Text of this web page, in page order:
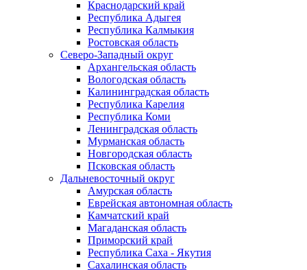
Краснодарский край
Республика Адыгея
Республика Калмыкия
Ростовская область
Северо-Западный округ
Архангельская область
Вологодская область
Калининградская область
Республика Карелия
Республика Коми
Ленинградская область
Мурманская область
Новгородская область
Псковская область
Дальневосточный округ
Амурская область
Еврейская автономная область
Камчатский край
Магаданская область
Приморский край
Республика Саха - Якутия
Сахалинская область